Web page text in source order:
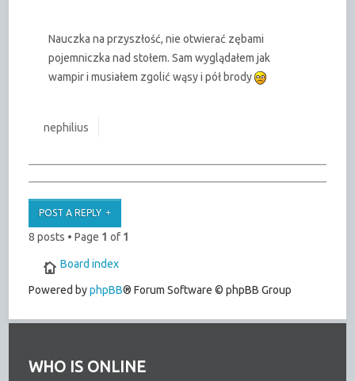
Nauczka na przyszłość, nie otwierać zębami
pojemniczka nad stołem. Sam wyglądałem jak
wampir i musiałem zgolić wąsy i pół brody
nephilius
POST A REPLY
8 posts • Page 1 of 1
Board index
Powered byphpBB® Forum Software © phpBB Group
WHO IS ONLINE